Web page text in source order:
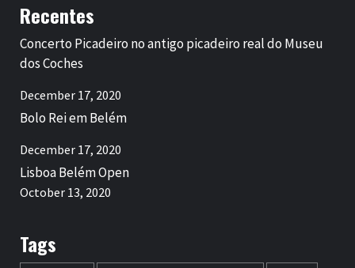
Recentes
Concerto Picadeiro no antigo picadeiro real do Museu
dos Coches
December 17, 2020
Bolo Rei em Belém
December 17, 2020
Lisboa Belém Open
October 13, 2020
Tags